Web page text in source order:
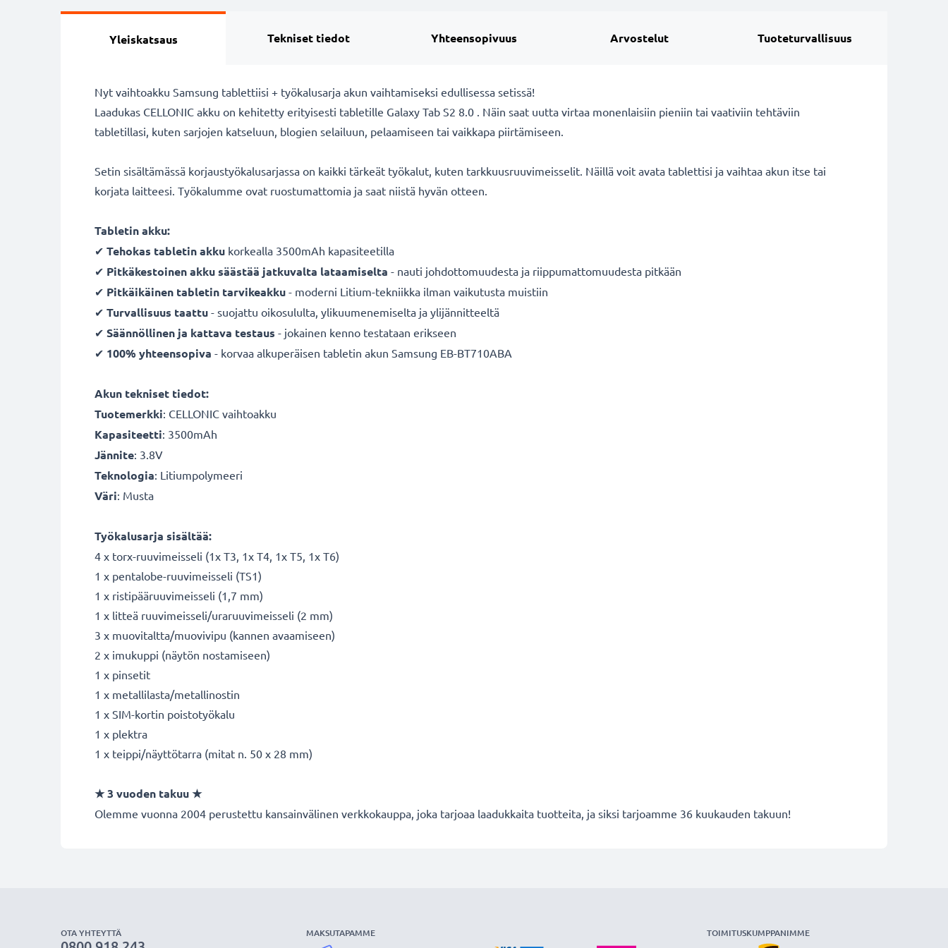
Yleiskatsaus Tekniset tiedot Yhteensopivuus Arvostelut Tuoteturvallisuus
Nyt vaihtoakku Samsung tablettiisi + työkalusarja akun vaihtamiseksi edullisessa setissä!
Laadukas CELLONIC akku on kehitetty erityisesti tabletille Galaxy Tab S2 8.0 . Näin saat uutta virtaa monenlaisiin pieniin tai vaativiin tehtäviin
tabletillasi, kuten sarjojen katseluun, blogien selailuun, pelaamiseen tai vaikkapa piirtämiseen.
Setin sisältämässä korjaustyökalusarjassa on kaikki tärkeät työkalut, kuten tarkkuusruuvimeisselit. Näillä voit avata tablettisi ja vaihtaa akun itse tai
korjata laitteesi. Työkalumme ovat ruostumattomia ja saat niistä hyvän otteen.
Tabletin akku:
✔ Tehokas tabletin akku korkealla 3500mAh kapasiteetilla
✔ Pitkäkestoinen akku säästää jatkuvalta lataamiselta - nauti johdottomuudesta ja riippumattomuudesta pitkään
✔ Pitkäikäinen tabletin tarvikeakku - moderni Litium-tekniikka ilman vaikutusta muistiin
✔ Turvallisuus taattu - suojattu oikosululta, ylikuumenemiselta ja ylijännitteeltä
✔ Säännöllinen ja kattava testaus - jokainen kenno testataan erikseen
✔ 100% yhteensopiva - korvaa alkuperäisen tabletin akun Samsung EB-BT710ABA
Akun tekniset tiedot:
Tuotemerkki: CELLONIC vaihtoakku
Kapasiteetti: 3500mAh
Jännite: 3.8V
Teknologia: Litiumpolymeeri
Väri: Musta
Työkalusarja sisältää:
4 x torx-ruuvimeisseli (1x T3, 1x T4, 1x T5, ​​1x T6)
1 x pentalobe-ruuvimeisseli (TS1)
1 x ristipääruuvimeisseli (1,7 mm)
1 x litteä ruuvimeisseli/uraruuvimeisseli (2 mm)
3 x muovitaltta/muovivipu (kannen avaamiseen)
2 x imukuppi (näytön nostamiseen)
1 x pinsetit
1 x metallilasta/metallinostin
1 x SIM-kortin poistotyökalu
1 x plektra
1 x teippi/näyttötarra (mitat n. 50 x 28 mm)
★3 vuoden takuu★
Olemme vuonna 2004 perustettu kansainvälinen verkkokauppa, joka tarjoaa laadukkaita tuotteita, ja siksi tarjoamme 36 kuukauden takuun!
OTA YHTEYTTÄ MAKSUTAPAMME TOIMITUSKUMPPANIMME